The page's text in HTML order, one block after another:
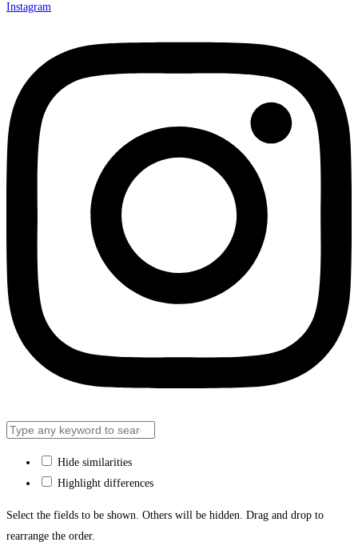
Instagram
Hide similarities
Highlight differences
Select the fields to be shown. Others will be hidden. Drag and drop to
rearrange the order.